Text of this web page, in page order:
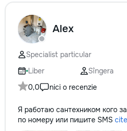
Alex
Specialist particular
Liber
Sîngera
0,0
nici o recenzie
Я работаю сантехником кого
по номеру или пишите SMS